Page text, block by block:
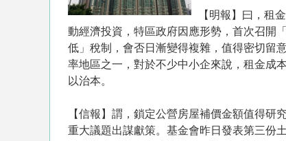
【明報】曰，租
動經濟投資，特區政府因應形勢，首次召開
低」稅制，會否日漸變得複雜，值得密切留
率地區之一，對於不少中小企來說，租金成
以治本。
【信報】謂，鎖定公營房屋補價金額值得
重大議題出謀獻策。基金會昨日發表第三份